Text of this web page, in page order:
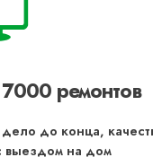
ремонтов
до конца,
выездом на дом